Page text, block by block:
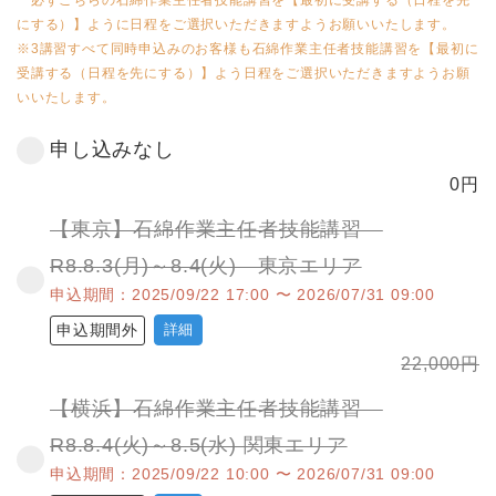
にする）】ように日程をご選択いただきますようお願いいたします。
※3講習すべて同時申込みのお客様も石綿作業主任者技能講習を【最初に
受講する（日程を先にする）】よう日程をご選択いただきますようお願
いいたします。
申し込みなし
0円
【東京】石綿作業主任者技能講習
R8.8.3(月)～8.4(火) 東京エリア
申込期間：2025/09/22 17:00 〜 2026/07/31 09:00
申込期間外 詳細
22,000円
【横浜】石綿作業主任者技能講習
R8.8.4(火)～8.5(水) 関東エリア
申込期間：2025/09/22 10:00 〜 2026/07/31 09:00